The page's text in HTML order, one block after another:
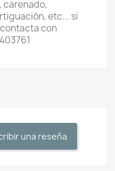
carenado,
etc... si
con
una reseña